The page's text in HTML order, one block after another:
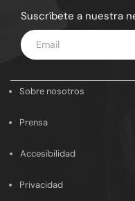
Suscríbete a nuestra
Introduce
tu
Sobre nosotros
Prensa
Accesibilidad
Privacidad